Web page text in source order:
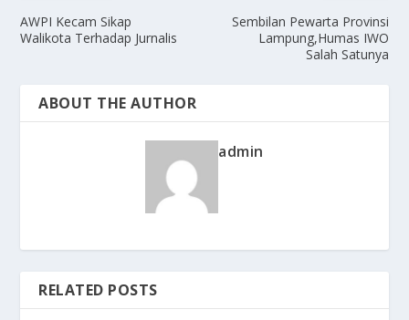
AWPI Kecam Sikap
Walikota Terhadap Jurnalis
Sembilan Pewarta Provinsi
Lampung,Humas IWO
Salah Satunya
ABOUT THE AUTHOR
admin
RELATED POSTS